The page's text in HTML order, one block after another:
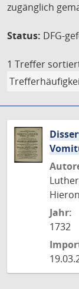
zugänglich
Status: DFG-
1 Treffer
Jahr:
1732